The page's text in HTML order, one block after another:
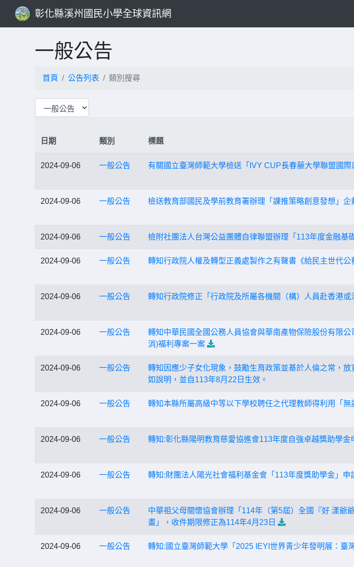
彰化縣溪州國民小學全球資訊網
一般公告
首頁 公告列表 類別搜尋
日期 類別 標題
2024-09-06 一般公告 有關國立臺灣師範大學檢送「IVY CUP長春藤大學聯盟國
2024-09-06 一般公告 檢送教育部國民及學前教育署辦理「課推策略創意發想」企
2024-09-06 一般公告 檢附社團法人台灣公益團體自律聯盟辦理「113年度金融基
2024-09-06 一般公告 轉知行政院人權及轉型正義處製作之有聲書《給民主世代
2024-09-06 一般公告 轉知行政院修正「行政院及所屬各機關（構）人員赴香港
2024-09-06 一般公告
轉知中華民國全國公務人員協會與華南產物保險股份有限
消)福利專案一案
2024-09-06 一般公告
轉知因應少子女化現象，鼓勵生育政策並基於人倫之常，
如說明，並自113年8月22日生效。
2024-09-06 一般公告 轉知本縣所屬高級中等以下學校聘任之代理教師得利用「無
2024-09-06 一般公告 轉知:彰化縣陽明教育慈愛協進會113年度自強卓越獎助學金
2024-09-06 一般公告 轉知:財團法人陽光社會福利基金會「113年度獎助學金」申
2024-09-06 一般公告
中華祖父母關懷協會辦理「114年（第5屆）全國『好 漾爺
畫」，收件期限修正為114年4月23日
2024-09-06 一般公告 轉知:國立臺灣師範大學「2025 IEYI世界青少年發明展：臺